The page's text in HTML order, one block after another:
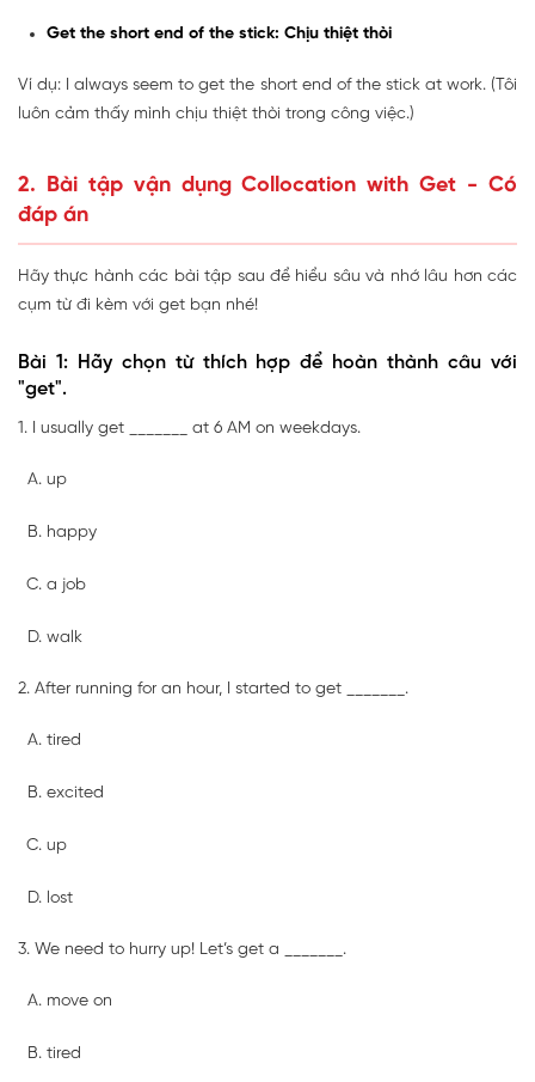
Get the short end of the stick: Chịu thiệt thòi
Ví dụ: I always seem to get the short end of the stick at work. (Tôi
luôn cảm thấy mình chịu thiệt thòi trong công việc.)
2. Bài tập vận dụng Collocation with Get - Có
đáp án
Hãy thực hành các bài tập sau để hiểu sâu và nhớ lâu hơn các
cụm từ đi kèm với get bạn nhé!
Bài 1: Hãy chọn từ thích hợp để hoàn thành câu với
"get".
1. I usually get _______ at 6 AM on weekdays.
up
happy
a job
walk
2. After running for an hour, I started to get _______.
tired
excited
up
lost
3. We need to hurry up! Let’s get a _______.
move on
tired